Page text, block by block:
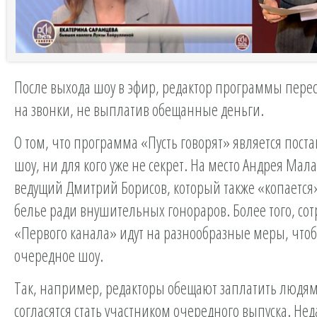
После выхода шоу в эфир, редактор программы
на звонки, не выплатив обещанные деньги.
О том, что программа «Пусть говорят» является
шоу, ни для кого уже не секрет. На место Андрея
ведущий Дмитрий Борисов, который также
белье ради внушительных гонораров. Более того,
«Первого канала» идут на разнообразные меры,
очередное шоу.
Так, например, редакторы обещают заплатить
согласятся стать участником очередного выпуска.